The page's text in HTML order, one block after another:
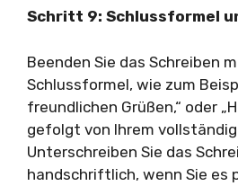
Schritt 9: Schlussformel
Beenden Sie das Schreiben
Schlussformel, wie zum
freundlichen Grüßen,“ oder
gefolgt von Ihrem
Unterschreiben Sie das
handschriftlich, wenn Sie es